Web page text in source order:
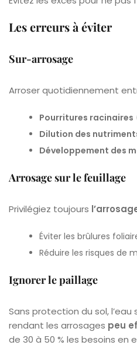
Les erreurs à éviter
Sur-arrosage
Arroser quotidiennement
Pourritures racinaires
Dilution des
Développement des
Arrosage sur le feuillage
Privilégiez toujours
Éviter les brûlures
Réduire les risques de
Ignorer le paillage
Sans protection du sol,
rendant les arrosages peu
de 30 à 50 % les besoins en